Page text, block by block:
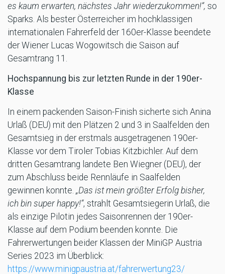
es kaum erwarten, nächstes Jahr wiederzukommen!“, so
Sparks. Als bester Österreicher im hochklassigen
internationalen Fahrerfeld der 160er-Klasse beendete
der Wiener Lucas Wogowitsch die Saison auf
Gesamtrang 11.
Hochspannung bis zur letzten Runde in der 190er-
Klasse
In einem packenden Saison-Finish sicherte sich Anina
Urlaß (DEU) mit den Plätzen 2 und 3 in Saalfelden den
Gesamtsieg in der erstmals ausgetragenen 190er-
Klasse vor dem Tiroler Tobias Kitzbichler. Auf dem
dritten Gesamtrang landete Ben Wiegner (DEU), der
zum Abschluss beide Rennläufe in Saalfelden
gewinnen konnte. „Das ist mein größter Erfolg bisher,
ich bin super happy!“, strahlt Gesamtsiegerin Urlaß, die
als einzige Pilotin jedes Saisonrennen der 190er-
Klasse auf dem Podium beenden konnte. Die
Fahrerwertungen beider Klassen der MiniGP Austria
Series 2023 im Überblick:
https://www.minigpaustria.at/fahrerwertung23/